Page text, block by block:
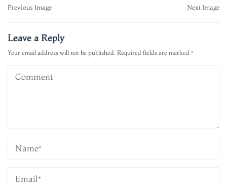
Post
Previous Image Next Image
Leave a Reply
Your email address will not be published. Required fields are marked *